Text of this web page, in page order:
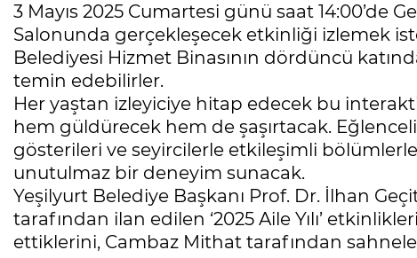
3 Mayıs 2025 Cumartesi günü saat 14:00’de
Salonunda gerçekleşecek etkinliği izlemek
Belediyesi Hizmet Binasının dördüncü
temin edebilirler.
Her yaştan izleyiciye hitap edecek bu
hem güldürecek hem de şaşırtacak.
gösterileri ve seyircilerle etkileşimli
unutulmaz bir deneyim sunacak.
Yeşilyurt Belediye Başkanı Prof. Dr. İlhan
tarafından ilan edilen ‘2025 Aile Yılı’
ettiklerini, Cambaz Mithat tarafından